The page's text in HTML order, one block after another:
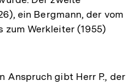
ein Bergmann, der vom
zum Werkleiter (1955)
Anspruch gibt Herr P., der